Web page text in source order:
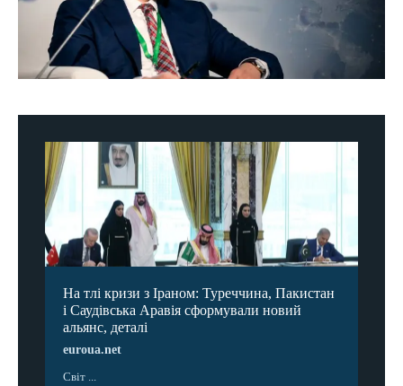
На тлі кризи з Іраном: Туреччина, Пакистан
і Саудівська Аравія сформували новий
альянс, деталі
euroua.net
Світ ...